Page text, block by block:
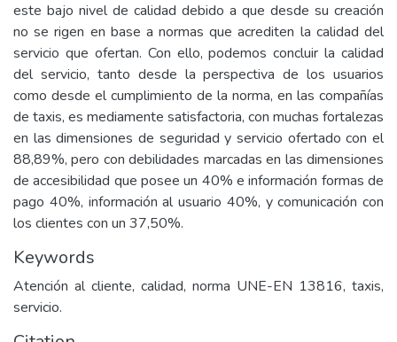
este bajo nivel de calidad debido a que desde su creación
no se rigen en base a normas que acrediten la calidad del
servicio que ofertan. Con ello, podemos concluir la calidad
del servicio, tanto desde la perspectiva de los usuarios
como desde el cumplimiento de la norma, en las compañías
de taxis, es mediamente satisfactoria, con muchas fortalezas
en las dimensiones de seguridad y servicio ofertado con el
88,89%, pero con debilidades marcadas en las dimensiones
de accesibilidad que posee un 40% e información formas de
pago 40%, información al usuario 40%, y comunicación con
los clientes con un 37,50%.
Keywords
Atención al cliente, calidad, norma UNE-EN 13816, taxis,
servicio.